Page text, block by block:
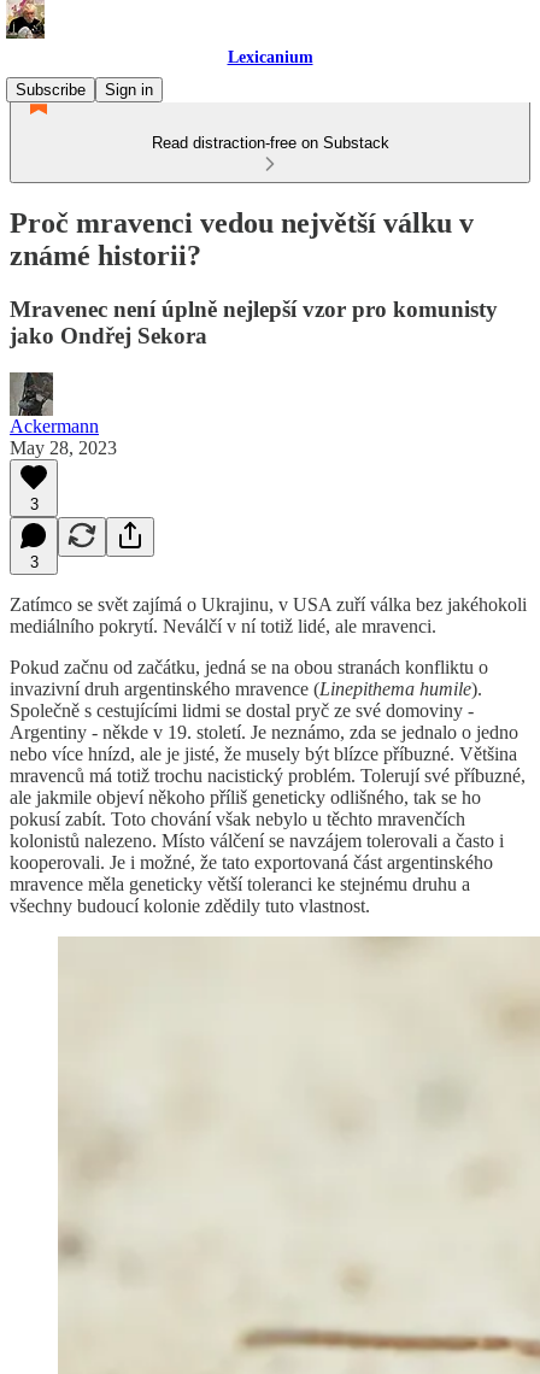
Lexicanium
Subscribe
Sign in
Read distraction-free on Substack
Proč mravenci vedou největší válku v
známé historii?
Mravenec není úplně nejlepší vzor pro komunisty
jako Ondřej Sekora
Ackermann
May 28, 2023
3
3
Zatímco se svět zajímá o Ukrajinu, v USA zuří válka bez jakéhokoli
mediálního pokrytí. Neválčí v ní totiž lidé, ale mravenci.
Pokud začnu od začátku, jedná se na obou stranách konfliktu o
invazivní druh argentinského mravence (Linepithema humile).
Společně s cestujícími lidmi se dostal pryč ze své domoviny -
Argentiny - někde v 19. století. Je neznámo, zda se jednalo o jedno
nebo více hnízd, ale je jisté, že musely být blízce příbuzné. Většina
mravenců má totiž trochu nacistický problém. Tolerují své příbuzné,
ale jakmile objeví někoho příliš geneticky odlišného, tak se ho
pokusí zabít. Toto chování však nebylo u těchto mravenčích
kolonistů nalezeno. Místo válčení se navzájem tolerovali a často i
kooperovali. Je i možné, že tato exportovaná část argentinského
mravence měla geneticky větší toleranci ke stejnému druhu a
všechny budoucí kolonie zdědily tuto vlastnost.